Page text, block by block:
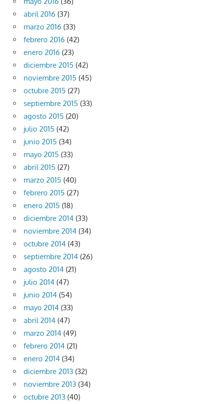
abril 2016 (37)
marzo 2016 (33)
febrero 2016 (42)
enero 2016 (23)
diciembre 2015 (42)
noviembre 2015 (45)
octubre 2015 (27)
septiembre 2015 (33)
agosto 2015 (20)
julio 2015 (42)
junio 2015 (34)
mayo 2015 (33)
abril 2015 (27)
marzo 2015 (40)
febrero 2015 (27)
enero 2015 (18)
diciembre 2014 (33)
noviembre 2014 (34)
octubre 2014 (43)
septiembre 2014 (26)
agosto 2014 (21)
julio 2014 (47)
junio 2014 (54)
mayo 2014 (33)
abril 2014 (47)
marzo 2014 (49)
febrero 2014 (21)
enero 2014 (34)
diciembre 2013 (32)
noviembre 2013 (34)
octubre 2013 (40)